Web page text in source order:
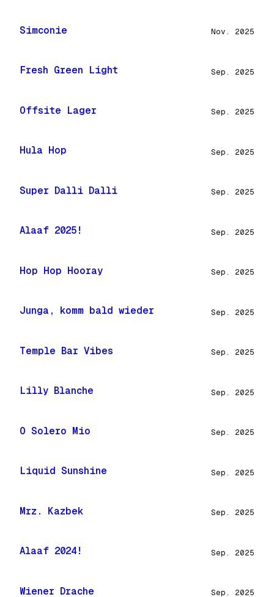
Simconie Nov. 2025
Fresh Green Light Sep. 2025
Offsite Lager Sep. 2025
Hula Hop Sep. 2025
Super Dalli Dalli Sep. 2025
Alaaf 2025! Sep. 2025
Hop Hop Hooray Sep. 2025
Junga, komm bald wieder Sep. 2025
Temple Bar Vibes Sep. 2025
Lilly Blanche Sep. 2025
O Solero Mio Sep. 2025
Liquid Sunshine Sep. 2025
Mrz. Kazbek Sep. 2025
Alaaf 2024! Sep. 2025
Wiener Drache Sep. 2025